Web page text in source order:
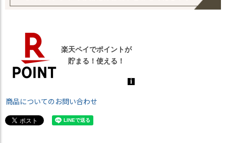
商品についてのお問い合わせ